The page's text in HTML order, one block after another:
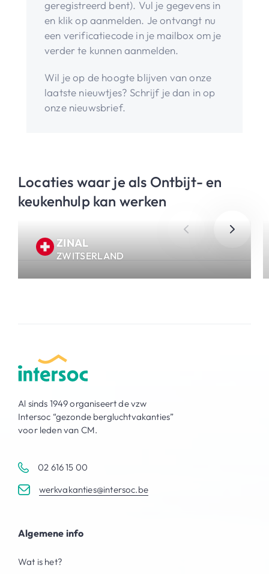
geregistreerd bent). Vul je gegevens in
en klik op aanmelden. Je ontvangt nu
een verificatiecode in je mailbox om je
verder te kunnen aanmelden.
Wil je op de hoogte blijven van onze
laatste nieuwtjes? Schrijf je dan in op
onze nieuwsbrief.
Locaties waar je als Ontbijt- en
keukenhulp kan werken
ZINAL
ZWITSERLAND
Al sinds 1949 organiseert de vzw
Intersoc “gezonde bergluchtvakanties”
voor leden van CM.
02 616 15 00
werkvakanties@intersoc.be
Algemene info
Wat is het?